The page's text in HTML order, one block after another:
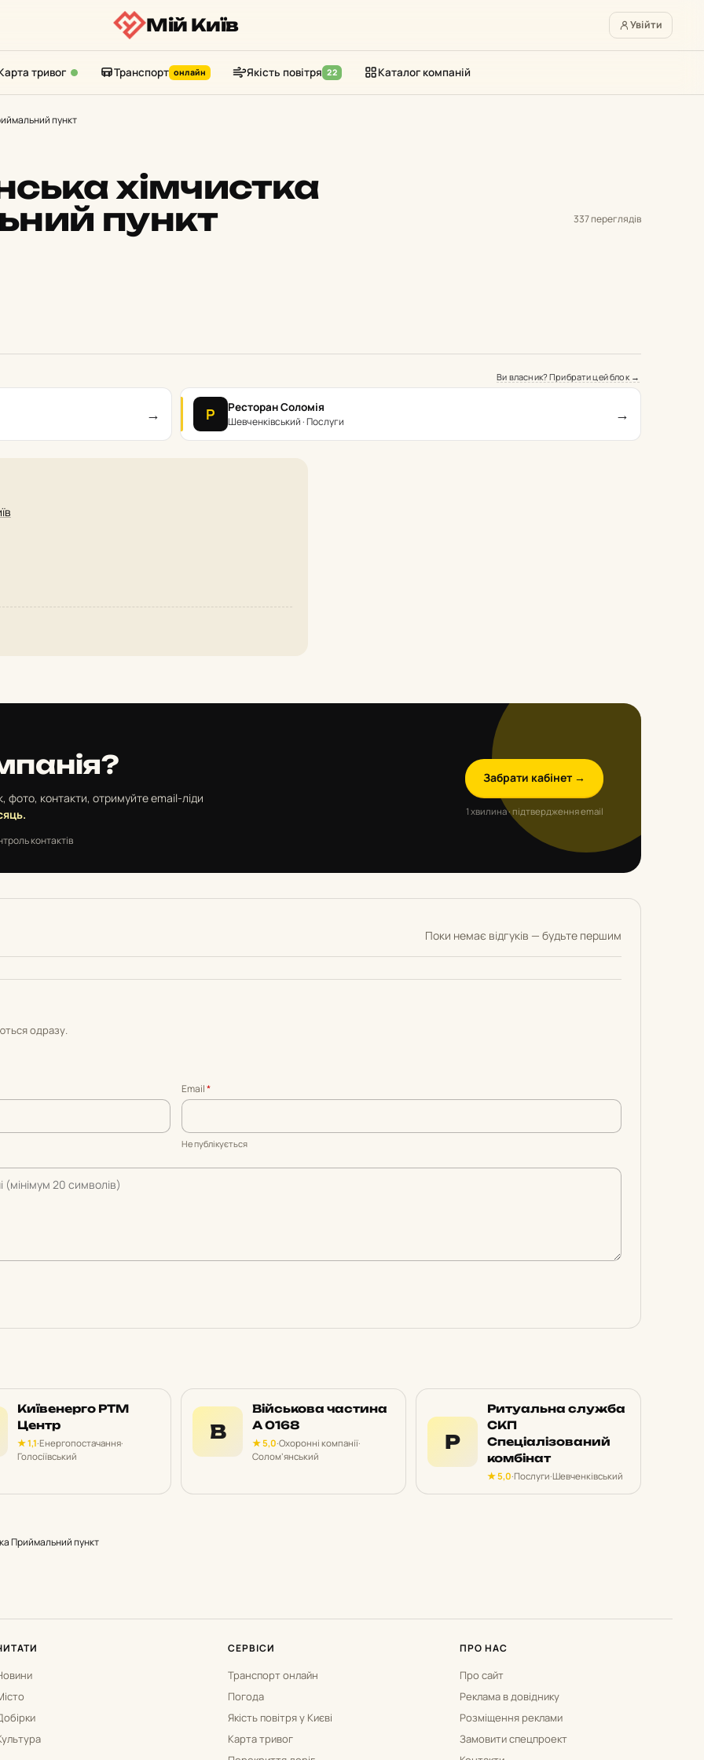
Мій Київ Увійти
тривог Транспорт онлайн Якість повітря 22 Каталог компаній
пункт
хімчистка
пункт
337 переглядів
Ви власник? Прибрати цей блок →
→ Р Ресторан Соломія
Шевченківський · Послуги →
фото, контакти, отримуйте email-ліди
контактів
Забрати кабінет →
1 хвилина · підтвердження email
Поки немає відгуків — будьте першим
одразу.
Email*
Не публікується
Київенерго РТМ
Центр
★ 1,1·Енергопостачання·
Голосіївський
В
Військова частина
А 0168
★ 5,0·Охоронні компанії·
Солом’янський
Р
Ритуальна служба
СКП
Спеціалізований
комбінат
★ 5,0·Послуги·Шевченківський
Приймальний пункт
СЕРВІСИ
Транспорт онлайн
Погода
Якість повітря у Києві
Карта тривог
ПРО НАС
Про сайт
Реклама в довіднику
Розміщення реклами
Замовити спецпроект